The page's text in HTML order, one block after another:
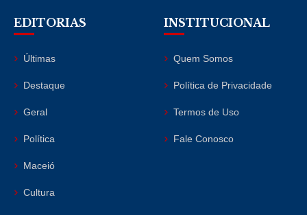
EDITORIAS
Últimas
Destaque
Geral
Política
Maceió
Cultura
INSTITUCIONAL
Quem Somos
Política de Privacidade
Termos de Uso
Fale Conosco